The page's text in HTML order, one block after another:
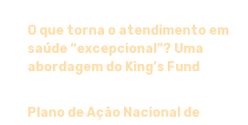
O que torna o atendimento em
saúde “excepcional”? Uma
abordagem do King’s Fund
Plano de Ação Nacional de